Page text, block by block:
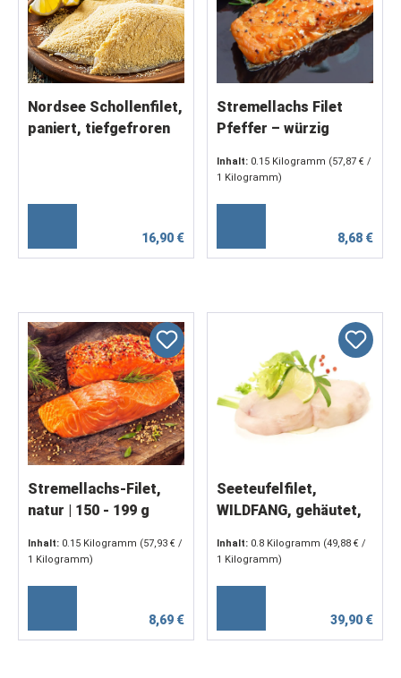
Nordsee Schollenfilet,
paniert, tiefgefroren
16,90 €
Stremellachs Filet
Pfeffer – würzig
200 g
Inhalt: 0.15 Kilogramm (57,87 € /
1 Kilogramm)
8,68 €
Stremellachs-Filet,
natur | 150 - 199 g
Inhalt: 0.15 Kilogramm (57,93 € /
1 Kilogramm)
8,69 €
Seeteufelfilet,
WILDFANG, gehäutet,
Inhalt: 0.8 Kilogramm (49,88 € /
1 Kilogramm)
39,90 €